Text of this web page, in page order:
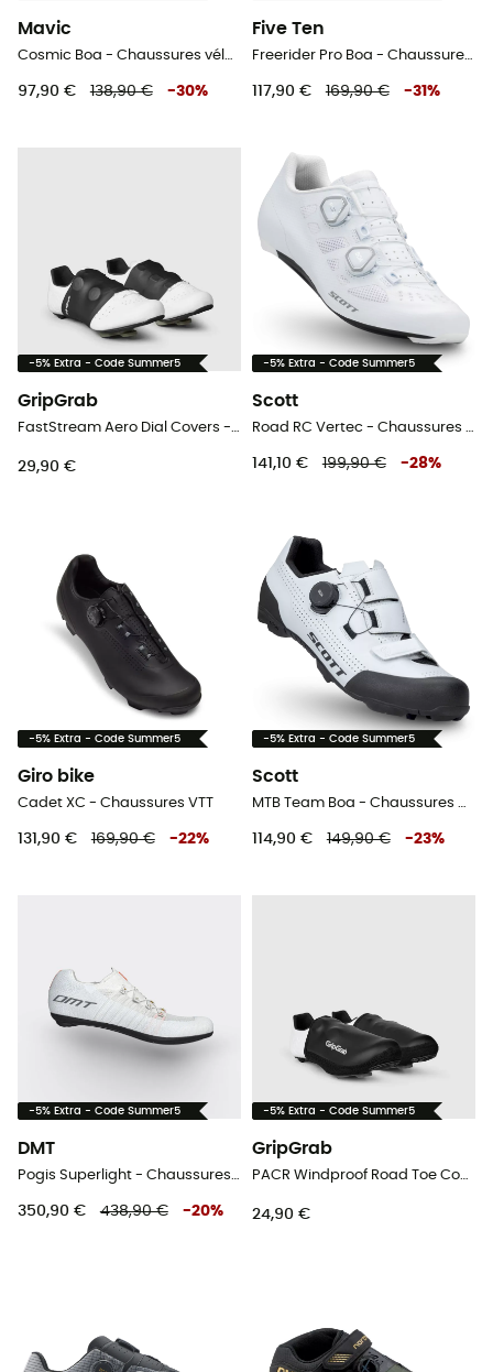
Mavic
Cosmic Boa - Chaussures vélo de route
97,90 € 138,90 € -30%
Five Ten
Freerider Pro Boa - Chaussures VTT femme
117,90 € 169,90 € -31 %
-5% Extra - Code Summer5
GripGrab
FastStream Aero Dial Covers - Sur-chaussures vélo
29,90 €
-5% Extra - Code Summer5
Scott
Road RC Vertec - Chaussures vélo de route femme
141,10 € 199,90 € -28%
-5% Extra - Code Summer5
Giro bike
Cadet XC - Chaussures VTT
131,90 € 169,90 € -22%
-5% Extra - Code Summer5
Scott
MTB Team Boa - Chaussures VTT femme
114,90 € 149,90 € -23%
-5% Extra - Code Summer5
DMT
Pogis Superlight - Chaussures vélo de route
350,90 € 438,90 € -20%
-5% Extra - Code Summer5
GripGrab
PACR Windproof Road Toe Covers - Sur-chaussures vélo
24,90 €